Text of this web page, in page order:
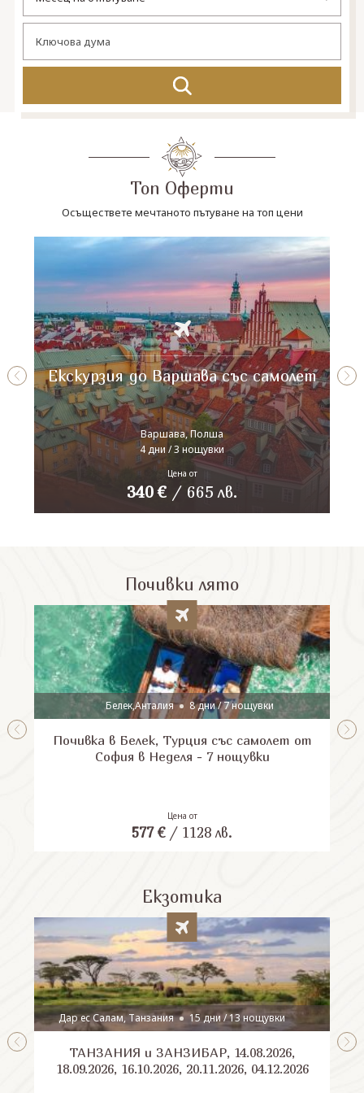
Топ Оферти
Осъществете мечтаното пътуване на топ цени
Екскурзия до Варшава със самолет
Варшава, Полша
4 дни / 3 нощувки
Цена от
340 € / 665 лв.
Почивки лято
Белек,Анталия 8 дни / 7 нощувки
Почивка в Белек, Турция със самолет от
София в Неделя - 7 нощувки
Цена от
577 €/ 1128 лв.
Екзотика
Дар ес Салам, Танзания 15 дни / 13 нощувки
ТАНЗАНИЯ и ЗАНЗИБАР, 14.08.2026,
18.09.2026, 16.10.2026, 20.11.2026, 04.12.2026